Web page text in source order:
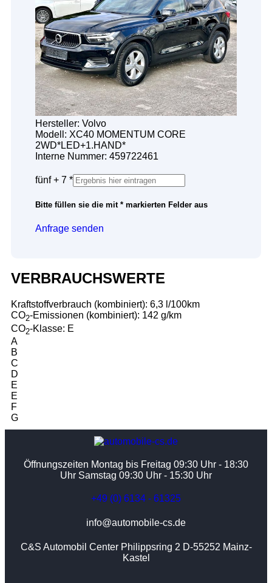
Hersteller: Volvo
Modell: XC40 MOMENTUM CORE
2WD*LED+1.HAND*
Interne Nummer: 459722461
fünf + 7 *
Bitte füllen sie die mit * markierten Felder aus
Anfrage senden
VERBRAUCHSWERTE
Kraftstoffverbrauch (kombiniert): 6,3 l/100km
CO2-Emissionen (kombiniert): 142 g/km
CO2-Klasse: E
A
B
C
D
E
E
F
G
Öffnungszeiten Montag bis Freitag 09:30 Uhr - 18:30
Uhr Samstag 09:30 Uhr - 15:30 Uhr
+49 (0) 6134 - 61325
info@automobile-cs.de
C&S Automobil Center Philippsring 2 D-55252 Mainz-
Kastel